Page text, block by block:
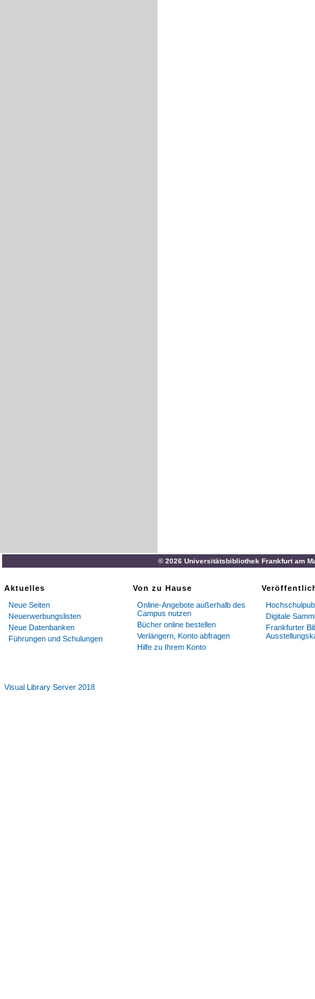
© 2026 Universitätsbibliothek Frankfurt am
Aktuelles
Neue Seiten
Neuerwerbungslisten
Neue Datenbanken
Führungen und Schulungen
Von zu Hause
Online-Angebote außerhalb des
Campus nutzen
Bücher online bestellen
Verlängern, Konto abfragen
Hilfe zu Ihrem Konto
Digitale
Frankfurter
Visual Library Server 2018